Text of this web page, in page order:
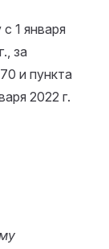
1 января
за
и пункта
2022 г.